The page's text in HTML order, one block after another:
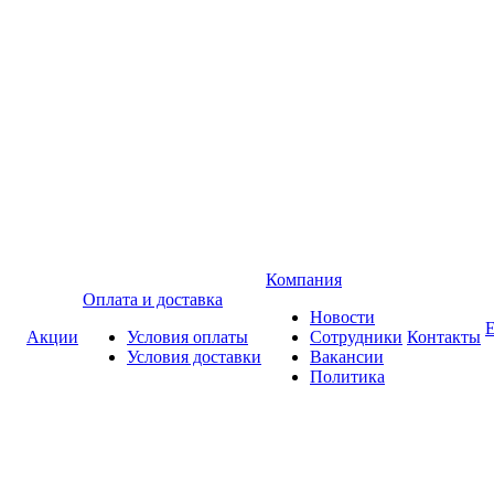
Акции
Оплата и доставка
Условия оплаты
Условия доставки
Компания
Новости
Сотрудники
Вакансии
Политика
Контакты